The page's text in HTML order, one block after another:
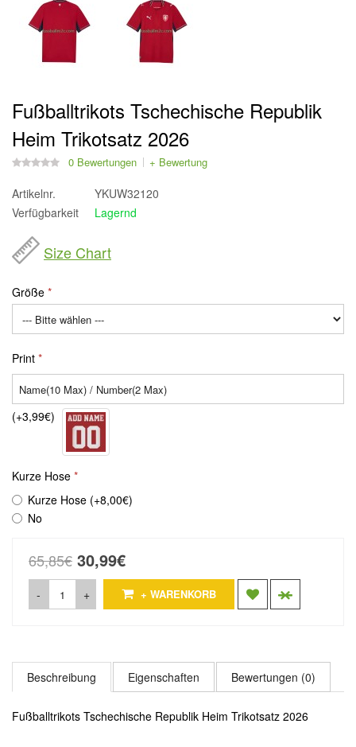
Fußballtrikots Tschechische Republik
Heim Trikotsatz 2026
0 Bewertungen + Bewertung
Artikelnr.
YKUW32120
Verfügbarkeit
Lagernd
Size Chart
Größe
Print
(+3,99€)
Kurze Hose
Kurze Hose (+8,00€)
No
65,85€ 30,99€
- + + WARENKORB
Beschreibung Eigenschaften Bewertungen (0)
Fußballtrikots Tschechische Republik Heim Trikotsatz 2026